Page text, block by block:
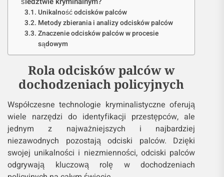
Unikalność odcisków palców
Metody zbierania i analizy odcisków palców
Znaczenie odcisków palców w procesie
sądowym
Rola odcisków palców w
dochodzeniach policyjnych
Współczesne technologie kryminalistyczne oferują
wiele narzędzi do identyfikacji przestępców, ale
jednym z najważniejszych i najbardziej
niezawodnych pozostają odciski palców. Dzięki
swojej unikalności i niezmienności, odciski palców
odgrywają kluczową rolę w dochodzeniach